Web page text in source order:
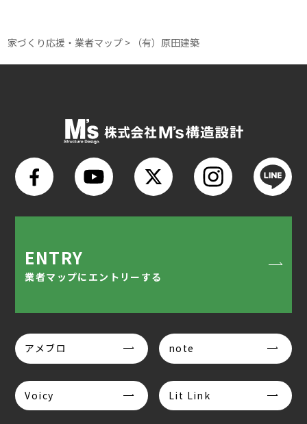
家づくり応援・業者マップ > （有）原田建築
ENTRY
業者マップにエントリーする
アメブロ note
Voicy Lit Link